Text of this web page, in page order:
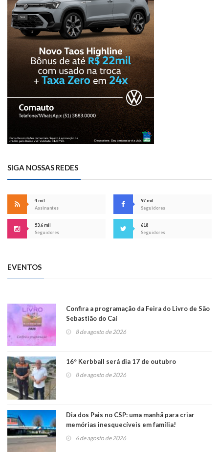
SIGA NOSSAS REDES
4 mil
Assinantes
97 mil
Seguidores
53,6 mil
Seguidores
618
Seguidores
EVENTOS
Confira a programação da Feira do Livro de São
Sebastião do Caí
8 de agosto de 2026
16° Kerbball será dia 17 de outubro
8 de agosto de 2026
Dia dos Pais no CSP: uma manhã para criar
memórias inesquecíveis em família!
6 de agosto de 2026